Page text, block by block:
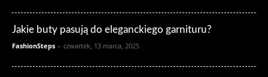
Jakie buty pasują do eleganckiego garnituru?
FashionSteps - czwartek, 13 marca, 2025